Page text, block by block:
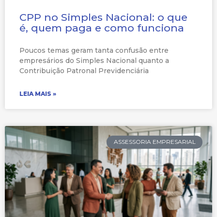
CPP no Simples Nacional: o que
é, quem paga e como funciona
Poucos temas geram tanta confusão entre
empresários do Simples Nacional quanto a
Contribuição Patronal Previdenciária
LEIA MAIS »
ASSESSORIA EMPRESARIAL